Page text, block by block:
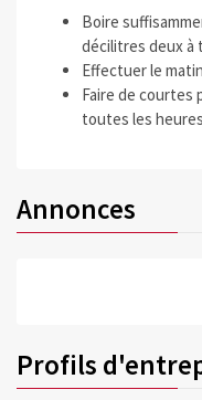
Boire
décilitres deux à
Effectuer le
Faire de courtes
toutes les
Annonces
Profils